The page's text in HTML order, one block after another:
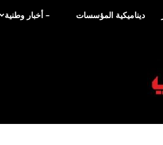
– أخبار وطنية ديناميكية المؤسسات